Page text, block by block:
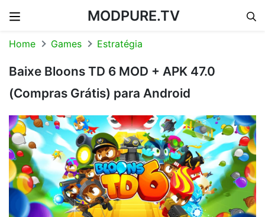
MODPURE.TV
Home Games Estratégia
Baixe Bloons TD 6 MOD + APK 47.0
(Compras Grátis) para Android